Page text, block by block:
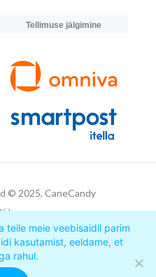
Tellimuse jälgimine
© 2025, CaneCandy
teile meie veebisaidil parim
kasutamist, eeldame, et
rahul.